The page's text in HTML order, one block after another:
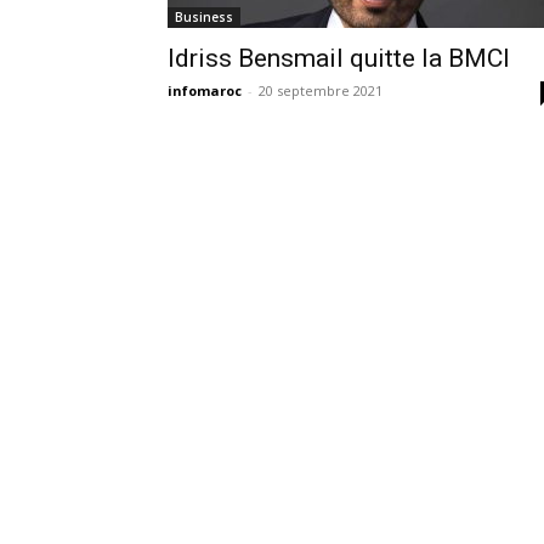
Business
Idriss Bensmail quitte la BMCI
infomaroc - 20 septembre 2021